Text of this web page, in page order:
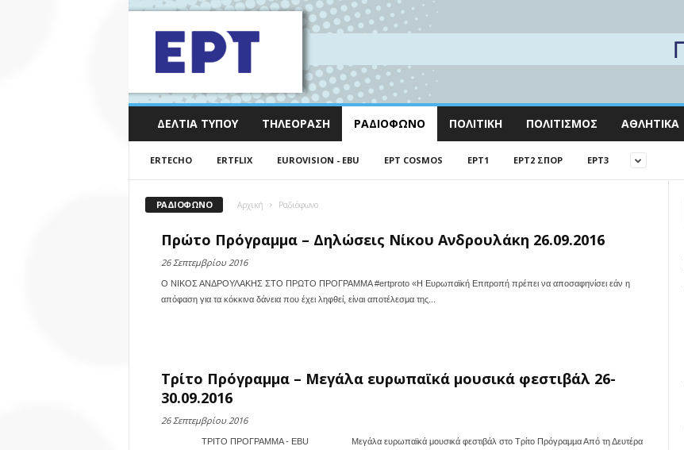
ΔΕΛΤΊΑ ΤΎΠΟΥ ΤΗΛΕΌΡΑΣΗ ΡΑΔΙΌΦΩΝΟ ΠΟΛΙΤΙΚΉ ΠΟΛΙΤΙΣΜΌΣ ΑΘΛΗΤΙΚΆ
ERTECHO ERTFLIX EUROVISION - EBU EΡΤ COSMOS EΡΤ1 EΡΤ2 ΣΠΟΡ EΡΤ3
ΡΑΔΙΌΦΩΝΟ Αρχική Ραδιόφωνο
Πρώτο Πρόγραμμα – Δηλώσεις Νίκου Ανδρουλάκη 26.09.2016
26 Σεπτεμβρίου 2016
Ο ΝΙΚΟΣ ΑΝΔΡΟΥΛΑΚΗΣ ΣΤΟ ΠΡΩΤO ΠΡΟΓΡΑΜΜΑ #ertproto «Η Ευρωπαϊκή Επιτροπή πρέπει να αποσαφηνίσει εάν η
απόφαση για τα κόκκινα δάνεια που έχει ληφθεί, είναι αποτέλεσμα της...
Τρίτο Πρόγραμμα – Μεγάλα ευρωπαϊκά μουσικά φεστιβάλ 26-
30.09.2016
26 Σεπτεμβρίου 2016
ΤΡΙΤΟ ΠΡΟΓΡΑΜΜΑ - EBU Μεγάλα ευρωπαϊκά μουσικά φεστιβάλ στο Τρίτο Πρόγραμμα Από τη Δευτέρα